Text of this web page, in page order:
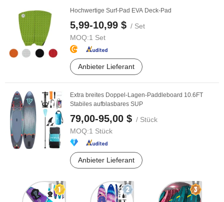
Hochwertige Surf-Pad EVA Deck-Pad
5,99-10,99 $ / Set
MOQ:1 Set
Anbieter Lieferant
Extra breites Doppel-Lagen-Paddleboard 10.6FT
Stabiles aufblasbares SUP
79,00-95,00 $ / Stück
MOQ:1 Stück
Anbieter Lieferant